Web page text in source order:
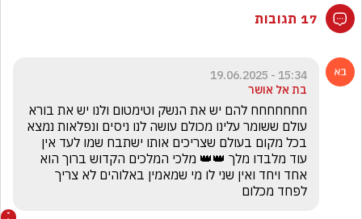
17 תגובות
15:34 - 19.06.2025
בת אל אושר
לפחד מכלום